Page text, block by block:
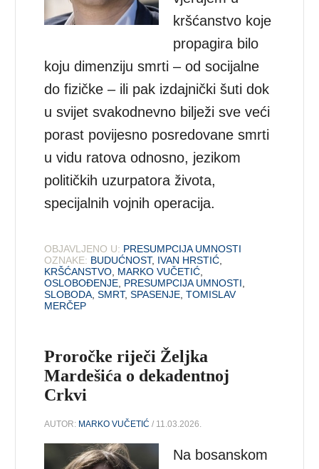
kršćanstvo koje
propagira bilo
koju dimenziju smrti – od socijalne
do fizičke – ili pak izdajnički šuti dok
u svijet svakodnevno bilježi sve veći
porast povijesno posredovane smrti
u vidu ratova odnosno, jezikom
političkih uzurpatora života,
specijalnih vojnih operacija.
OBJAVLJENO U: PRESUMPCIJA UMNOSTI
OZNAKE: BUDUĆNOST, IVAN HRSTIĆ,
KRŠĆANSTVO, MARKO VUČETIĆ,
OSLOBOĐENJE, PRESUMPCIJA UMNOSTI,
SLOBODA,SMRT,SPASENJE,TOMISLAV
MERČEP
Proročke riječi Željka
Mardešića o dekadentnoj
Crkvi
AUTOR: MARKO VUČETIĆ / 11.03.2026.
Na bosanskom